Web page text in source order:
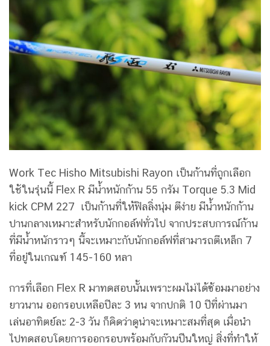
Work Tec Hisho Mitsubishi Rayon เป็นก้านที่ถูกเลือก
ใช้ในรุ่นนี้ Flex R มีน้ำหนักก้าน 55 กรัม Torque 5.3 Mid
kick CPM 227 เป็นก้านที่ให้ฟิลลิ่งนุ่ม ตีง่าย มีน้ำหนักก้าน
ปานกลางเหมาะสำหรับนักกอล์ฟทั่วไป จากประสบการณ์ก้าน
ที่มีน้ำหนักราวๆ นี้จะเหมาะกับนักกอล์ฟที่สามารถตีเหล็ก 7
ที่อยู่่ในเกณฑ์ 145-160 หลา
การที่เลือก Flex R มาทดสอบนั้นเพราะผมไม่ได้ซ้อมมาอย่าง
ยาวนาน ออกรอบเหลือปีละ 3 หน จากปกติ 10 ปีที่ผ่านมา
เล่นอาทิตย์ละ 2-3 วัน ก็คิดว่าดูน่าจะเหมาะสมที่สุด เมื่อนำ
ไปทดสอบโดยการออกรอบพร้อมกับก๊วนปืนใหญ่ สิ่งที่ทำให้